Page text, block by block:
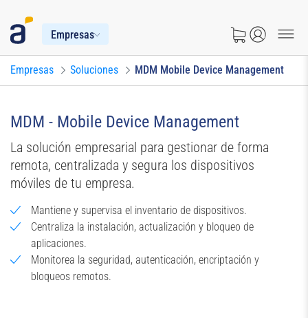
Empresas
Empresas Soluciones MDM Mobile Device Management
MDM - Mobile Device Management
La solución empresarial para gestionar de forma
remota, centralizada y segura los dispositivos
móviles de tu empresa.
Mantiene y supervisa el inventario de dispositivos.
Centraliza la instalación, actualización y bloqueo de
aplicaciones.
Monitorea la seguridad, autenticación, encriptación y
bloqueos remotos.